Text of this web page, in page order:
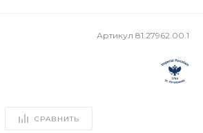
Артикул 81.27962.00.1
СРАВНИТЬ